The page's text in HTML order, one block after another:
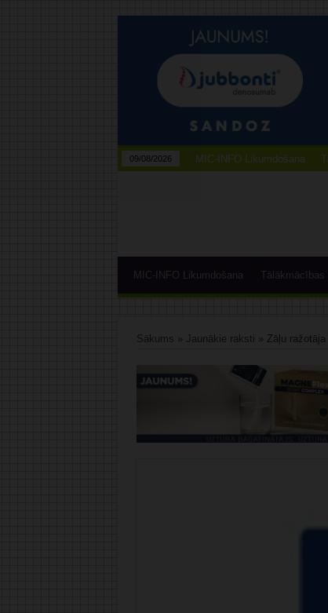
09/08/2026 MIC-INFO Likumdošana
MIC-INFO Likumdošana Tālākmācības
Sākums » Jaunākie raksti » Zāļu